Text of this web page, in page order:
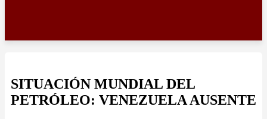
SITUACIÓN MUNDIAL DEL
PETRÓLEO: VENEZUELA AUSENTE